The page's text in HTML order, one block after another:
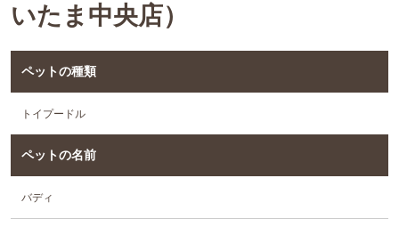
いたま中央店）
ペットの種類
トイプードル
ペットの名前
バディ